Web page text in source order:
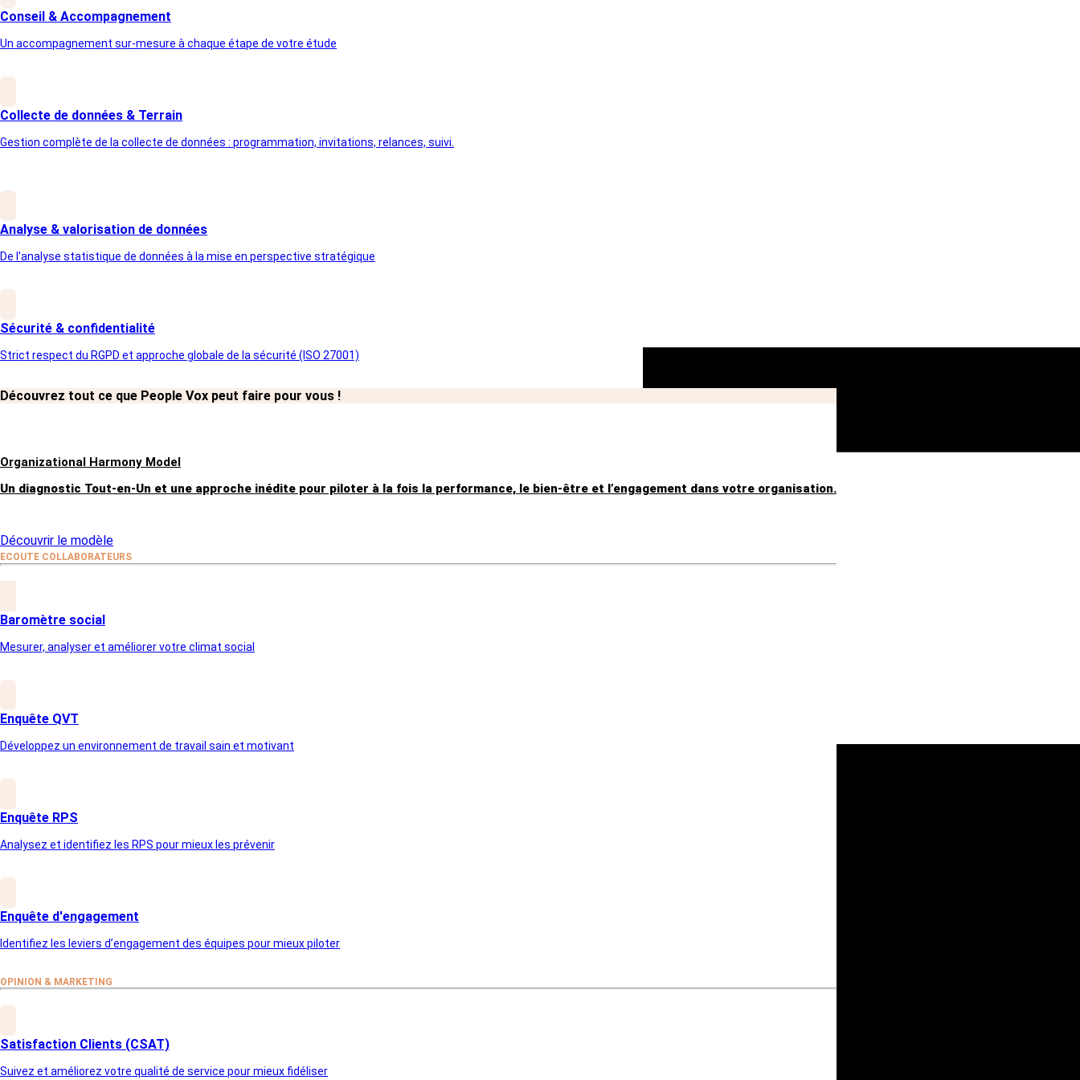
Conseil & Accompagnement
Un accompagnement sur-mesure à chaque étape de votre étude
Collecte de données & Terrain
Gestion complète de la collecte de données : programmation, invitations, relances, suivi.
Analyse & valorisation de données
De l'analyse statistique de données à la mise en perspective stratégique
Sécurité & confidentialité
Strict respect du RGPD et approche globale de la sécurité (ISO 27001)
Découvrez tout ce que People Vox peut faire pour vous !
Organizational Harmony Model
Un diagnostic Tout-en-Un et une approche inédite pour piloter à la fois la performance, le bien-être et l’engagement dans votre organisation.
Découvrir le modèle
ECOUTE COLLABORATEURS
Baromètre social
Mesurer, analyser et améliorer votre climat social
Enquête QVT
Développez un environnement de travail sain et motivant
Enquête RPS
Analysez et identifiez les RPS pour mieux les prévenir
Enquête d'engagement
Identifiez les leviers d’engagement des équipes pour mieux piloter
OPINION & MARKETING
Satisfaction Clients (CSAT)
Suivez et améliorez votre qualité de service pour mieux fidéliser